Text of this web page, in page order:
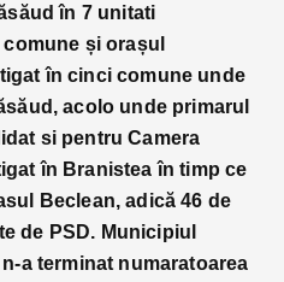
în 7 unitati
și orașul
în cinci comune unde
acolo unde primarul
si pentru Camera
în Branistea în timp ce
Beclean, adică 46 de
de PSD. Municipiul
a terminat numaratoarea